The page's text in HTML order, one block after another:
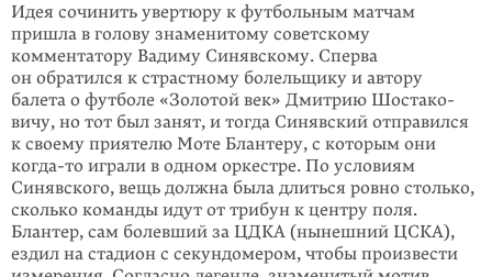
Идея сочинить увертюру к футбольным матчам
пришла в голову знаменитому советскому
комментатору Вадиму Синявскому. Сперва
он обратился к страст­ному болель­щику и автору
балета о футболе «Золотой век» Дмитрию Шостако­
вичу, но тот был занят, и тогда Синявский отправился
к своему приятелю Моте Блантеру, с которым они
когда-то играли в одном оркестре. По условиям
Синявского, вещь должна была длиться ровно столько,
сколько команды идут от трибун к центру поля.
Блантер, сам болевший за ЦДКА (нынешний ЦСКА),
ездил на стадион с секундомером, чтобы произвести